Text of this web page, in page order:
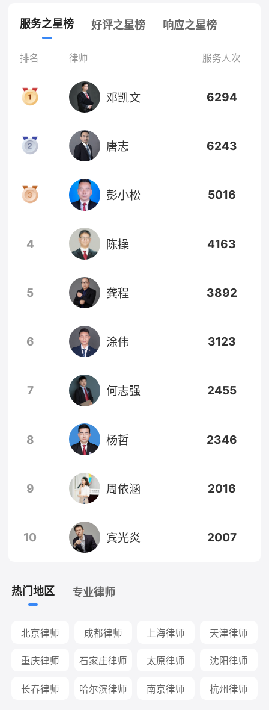
和国民法典》第一千二百零八条，机
动车发生交通事故造成损害的，依照
承担赔偿责任。再看《中华人民共和
款，机动车发生交通事故造成人身伤
亡、财产损失的，由保险公司在交强
服务之星榜 好评之星榜 响应之星榜
排名 律师 服务人次
邓凯文 6294
唐志 6243
彭小松 5016
4 陈操 4163
5 龚程 3892
6 涂伟 3123
7 何志强 2455
8 杨哲 2346
9 周依涵 2016
10 宾光炎 2007
热门地区 专业律师
北京律师 成都律师 上海律师 天津律师
重庆律师 石家庄律师 太原律师 沈阳律师
长春律师 哈尔滨律师 南京律师 杭州律师